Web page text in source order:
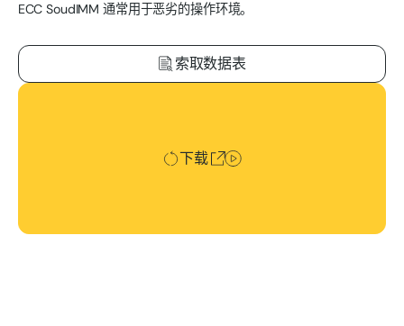
ECC SoudIMM 通常用于恶劣的操作环境。
索取数据表
下载
下载